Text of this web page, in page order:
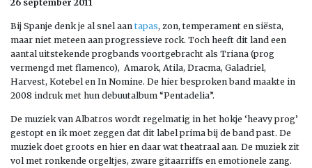
26 september 2011
Bij Spanje denk je al snel aan tapas, zon, temperament en siësta,
maar niet meteen aan progressieve rock. Toch heeft dit land een
aantal uitstekende progbands voortgebracht als Triana (prog
vermengd met flamenco), Amarok, Atila, Dracma, Galadriel,
Harvest, Kotebel en In Nomine. De hier besproken band maakte in
2008 indruk met hun debuutalbum “Pentadelia”.
De muziek van Albatros wordt regelmatig in het hokje ‘heavy prog’
gestopt en ik moet zeggen dat dit label prima bij de band past. De
muziek doet groots en hier en daar wat theatraal aan. De muziek zit
vol met ronkende orgeltjes, zware gitaarriffs en emotionele zang.